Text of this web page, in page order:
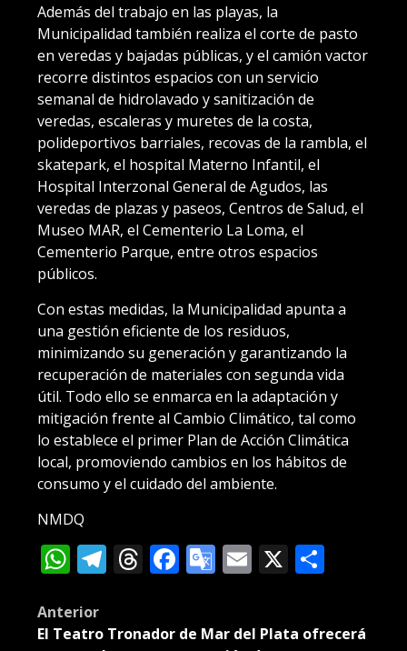
Además del trabajo en las playas, la
Municipalidad también realiza el corte de pasto
en veredas y bajadas públicas, y el camión vactor
recorre distintos espacios con un servicio
semanal de hidrolavado y sanitización de
veredas, escaleras y muretes de la costa,
polideportivos barriales, recovas de la rambla, el
skatepark, el hospital Materno Infantil, el
Hospital Interzonal General de Agudos, las
veredas de plazas y paseos, Centros de Salud, el
Museo MAR, el Cementerio La Loma, el
Cementerio Parque, entre otros espacios
públicos.
Con estas medidas, la Municipalidad apunta a
una gestión eficiente de los residuos,
minimizando su generación y garantizando la
recuperación de materiales con segunda vida
útil. Todo ello se enmarca en la adaptación y
mitigación frente al Cambio Climático, tal como
lo establece el primer Plan de Acción Climática
local, promoviendo cambios en los hábitos de
consumo y el cuidado del ambiente.
NMDQ
WhatsApp
Telegram
Threads
Facebook
Google
Email
X
Post
Anterior
El Teatro Tronador de Mar del Plata ofrecerá